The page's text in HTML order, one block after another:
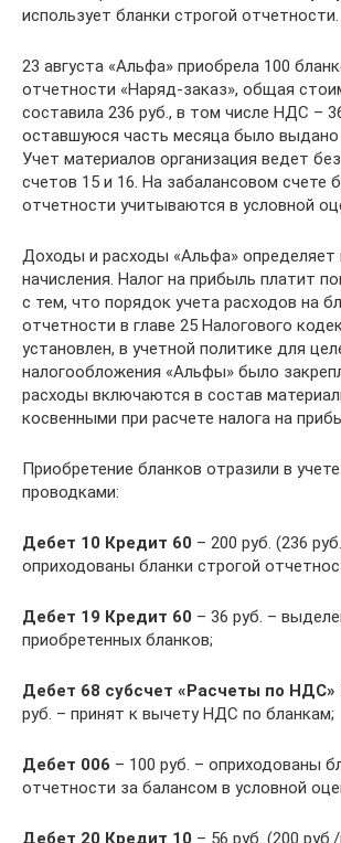
использует бланки строгой отчетности.
23 августа «Альфа» приобрела 100
отчетности «Наряд-заказ», общая
составила 236 руб., в том числе НДС –
оставшуюся часть месяца было выдано
Учет материалов организация ведет
счетов 15 и 16. На забалансовом счете
отчетности учитываются в условной
Доходы и расходы «Альфа»
начисления. Налог на прибыль платит
с тем, что порядок учета расходов на
отчетности в главе 25 Налогового
установлен, в учетной политике для
налогообложения «Альфы» было
расходы включаются в состав
косвенными при расчете налога на
Приобретение бланков отразили в
проводками:
Дебет 10 Кредит 60 – 200 руб. (236
оприходованы бланки строгой
Дебет 19 Кредит 60 – 36 руб. –
приобретенных бланков;
Дебет 68 субсчет «Расчеты по НДС»
руб. – принят к вычету НДС по бланкам;
Дебет 006 – 100 руб. – оприходованы
отчетности за балансом в условной
Дебет 20 Кредит 10 – 56 руб. (200